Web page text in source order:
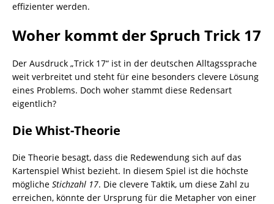
effizienter werden.
Woher kommt der Spruch Trick 17
Der Ausdruck „Trick 17“ ist in der deutschen Alltagssprache
weit verbreitet und steht für eine besonders clevere Lösung
eines Problems. Doch woher stammt diese Redensart
eigentlich?
Die Whist-Theorie
Die Theorie besagt, dass die Redewendung sich auf das
Kartenspiel Whist bezieht. In diesem Spiel ist die höchste
mögliche Stichzahl 17. Die clevere Taktik, um diese Zahl zu
erreichen, könnte der Ursprung für die Metapher von einer